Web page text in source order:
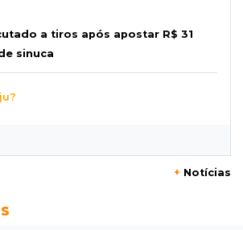
a tiros após apostar R$ 31
sinuca
morreu em desafio era
+ Notícias